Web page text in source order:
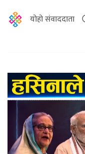
योहो संवाददाता